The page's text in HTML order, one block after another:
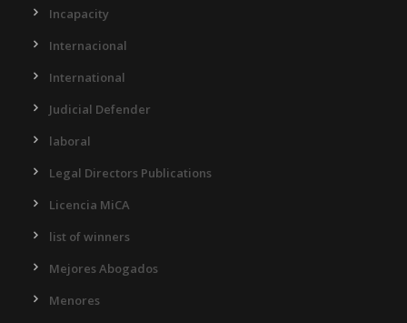
Incapacity
Internacional
International
Judicial Defender
laboral
Legal Directors Publications
Licencia MiCA
list of winners
Mejores Abogados
Menores